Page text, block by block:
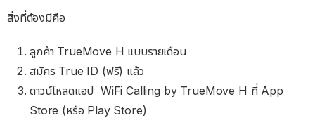
สิ่งที่ต้องมีคือ
ลูกค้า TrueMove H แบบรายเดือน
สมัคร True ID (ฟรี) แล้ว
ดาวน์โหลดแอป WiFi Calling by TrueMove H ที่ App
Store (หรือ Play Store)